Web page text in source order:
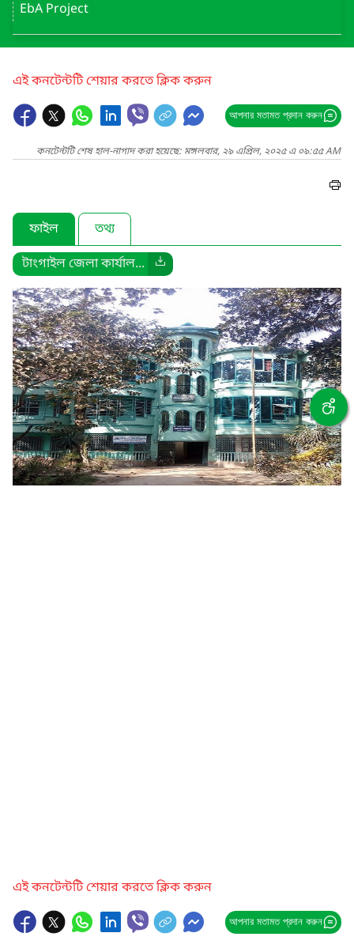
EbA Project
এই কনটেন্টটি শেয়ার করতে ক্লিক করুন
আপনার মতামত প্রদান করুন
কনটেন্টটি শেষ হাল-নাগাদ করা হয়েছে: মঙ্গলবার, ২৯ এপ্রিল, ২০২৫ এ ০৯:৫৫ AM
ফাইল
তথ্য
টাংগাইল জেলা কার্যাল...
এই কনটেন্টটি শেয়ার করতে ক্লিক করুন
আপনার মতামত প্রদান করুন